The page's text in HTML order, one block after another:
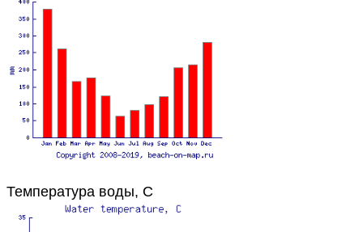
Температура воды, C